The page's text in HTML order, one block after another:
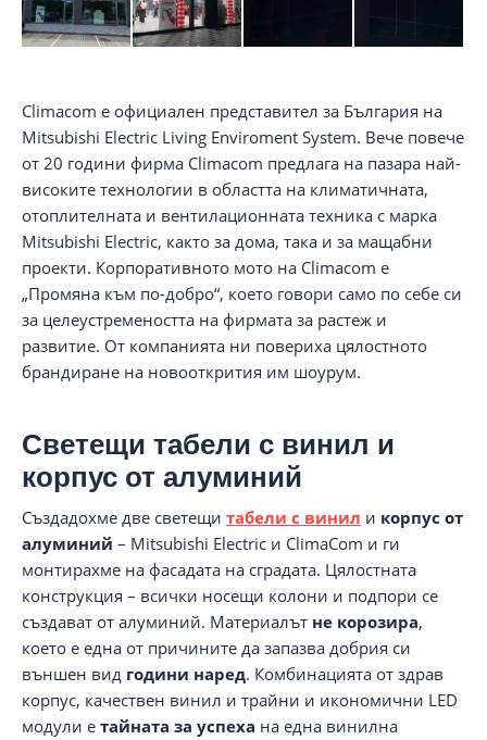
Climacom е официален представител за България на
Mitsubishi Electric Living Enviroment System. Вече повече
от 20 години фирма Climacom предлага на пазара най-
високите технологии в областта на климатичната,
отоплителната и вентилационната техника с марка
Mitsubishi Electric, както за дома, така и за мащабни
проекти. Корпоративното мото на Climacom e
„Промяна към по-добро“, което говори само по себе си
за целеустремеността на фирмата за растеж и
развитие. От компанията ни повериха цялостното
брандиране на новооткрития им шоурум.
Светещи табели с винил и
корпус от алуминий
Създадохме две светещи табели с винил и корпус от
алуминий – Mitsubishi Electric и ClimaCom и ги
монтирахме на фасадата на сградата. Цялостната
конструкция – всички носещи колони и подпори се
създават от алуминий. Материалът не корозира,
което е една от причините да запазва добрия си
външен вид години наред. Комбинацията от здрав
корпус, качествен винил и трайни и икономични LED
модули е тайната за успеха на една винилна